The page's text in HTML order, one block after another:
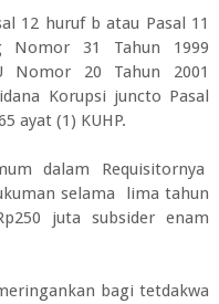
12 huruf b atau Pasal 11
Nomor 31 Tahun 1999
Nomor 20 Tahun 2001
Korupsi juncto Pasal
ayat (1) KUHP.
dalam Requisitornya
selama lima tahun
juta subsider enam
bagi tetdakwa